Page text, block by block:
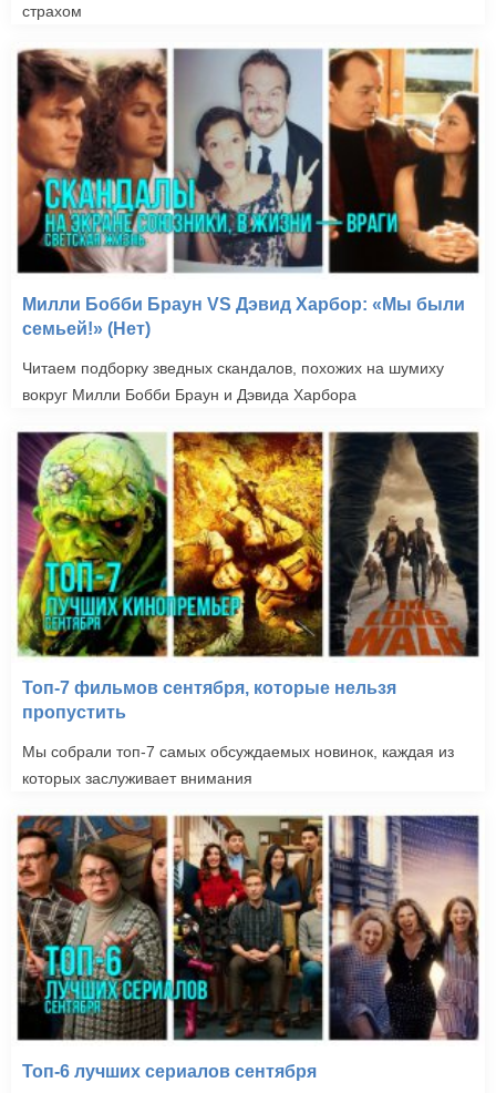
страхом
Милли Бобби Браун VS Дэвид Харбор: «Мы были
семьей!» (Нет)
Читаем подборку зведных скандалов, похожих на шумиху
вокруг Милли Бобби Браун и Дэвида Харбора
Топ-7 фильмов сентября, которые нельзя
пропустить
Мы собрали топ-7 самых обсуждаемых новинок, каждая из
которых заслуживает внимания
Топ-6 лучших сериалов сентября